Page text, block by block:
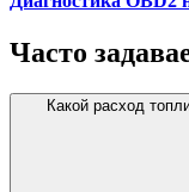
Часто
Какой расход